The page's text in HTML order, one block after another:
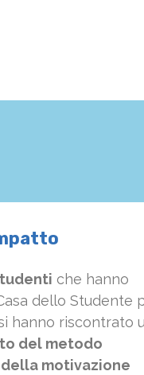
che hanno
dello Studente
hanno riscontrato
del metodo
della motivazione